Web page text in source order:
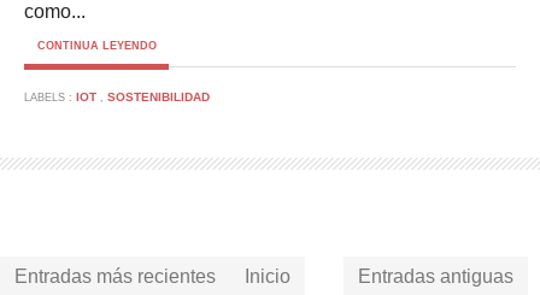
como...
CONTINUA LEYENDO
LABELS : IOT , SOSTENIBILIDAD
Entradas más recientes Entradas antiguas
Inicio